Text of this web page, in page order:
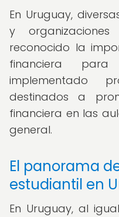
En Uruguay,
y organizaciones
reconocido la
financiera
implementado
destinados a
financiera en las
general.
El panorama
estudiantil en
En Uruguay, al